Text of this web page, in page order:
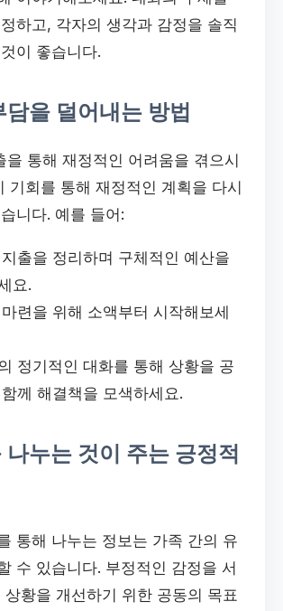
하고, 각자의 생각과 감정을 솔직
이 좋습니다.
을 덜어내는 방법
을 통해 재정적인 어려움을 겪으시
기회를 통해 재정적인 계획을 다시
니다. 예를 들어:
출을 정리하며 구체적인 예산을
요.
련을 위해 소액부터 시작해보세
정기적인 대화를 통해 상황을 공
께 해결책을 모색하세요.
나누는 것이 주는 긍정적
통해 나누는 정보는 가족 간의 유
수 있습니다. 부정적인 감정을 서
상황을 개선하기 위한 공동의 목표